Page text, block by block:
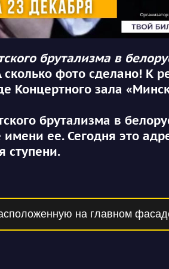
брутализма в
фото сделано! К
Концертного зала
брутализма в
ее. Сегодня это
ступени.
на главном